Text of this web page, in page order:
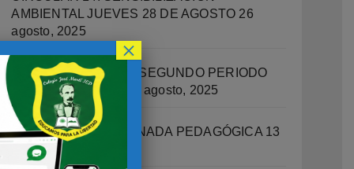
AMBIENTAL JUEVES 28 DE AGOSTO 26
agosto, 2025
RECUPERACIONES SEGUNDO PERIODO
ACADEMICO 2025
14 agosto, 2025
CIRCULAR 13 – JORNADA PEDAGÓGICA 13
agosto, 2025
×